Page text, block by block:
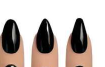
samo jedna osoba
u vama.
ljubomoru jer